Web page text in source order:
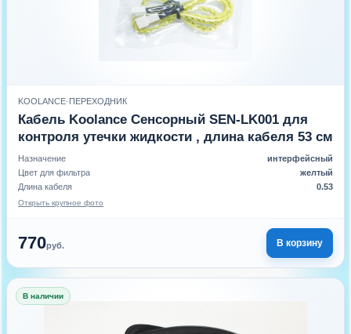
KOOLANCE·ПЕРЕХОДНИК
Кабель Koolance Сенсорный SEN-LK001 для
контроля утечки жидкости , длина кабеля 53 см
Назначение
интерфейсный
Цвет для фильтра
желтый
Длина кабеля
0.53
Открыть крупное фото
770руб. В корзину
В наличии